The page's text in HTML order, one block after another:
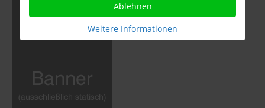
Ablehnen
Weitere Informationen